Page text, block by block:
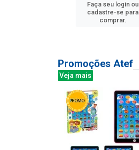
Faça seu login ou
cadastre-se para
comprar.
Promoções Atef
Veja mais